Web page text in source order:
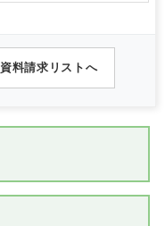
資料請求リストへ